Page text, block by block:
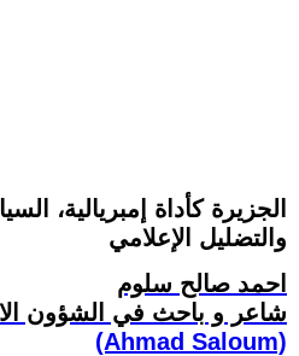
الجزيرة كأداة إمبريالية،
والتضليل الإعلامي
احمد صالح سلوم
شاعر و باحث في الشؤون
(Ahmad Saloum)